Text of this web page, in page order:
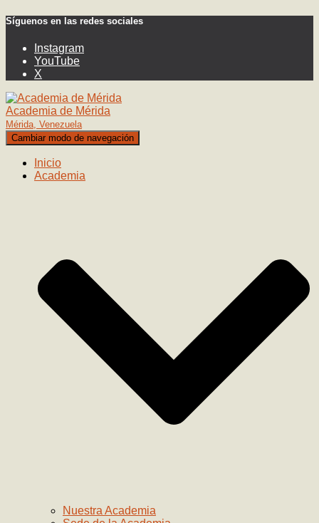
Síguenos en las redes sociales
Instagram
YouTube
X
Academia de Mérida
Mérida, Venezuela
Cambiar modo de navegación
Inicio
Academia
Nuestra Academia